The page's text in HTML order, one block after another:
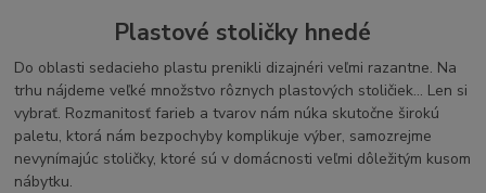
Plastové stoličky hnedé
Do oblasti sedacieho plastu prenikli dizajnéri veľmi razantne. Na
trhu nájdeme veľké množstvo rôznych plastových stoličiek... Len si
vybrať. Rozmanitosť farieb a tvarov nám núka skutočne širokú
paletu, ktorá nám bezpochyby komplikuje výber, samozrejme
nevynímajúc stoličky, ktoré sú v domácnosti veľmi dôležitým kusom
nábytku.